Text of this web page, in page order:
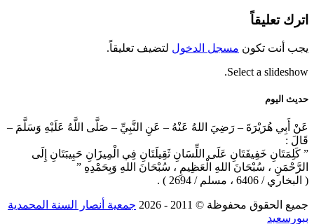
اترك تعليقاً
يجب أنت تكون مسجل الدخول لتضيف تعليقاً.
Select a slideshow.
حديث اليوم
عَنْ أَبِي هُرَيْرَةَ – رَضِيَ اللهُ عَنْهُ – عَنِ النَّبِيِّ – صَلَّى اللَّهُ عَلَيْهِ وَسَلَّمَ –
قَالَ :
” كَلِمَتَانِ خَفِيفَتَانِ عَلَى اللِّسَانِ ثَقِيلَتَانِ فِي الْمِيزَانِ حَبِيبَتَانِ إِلَى
الرَّحْمَنِ ، سُبْحَانَ اللهِ الْعَظِيمِ ، سُبْحَانَ اللهِ وَبِحَمْدِهِ ”
( البخاري / 6406 ، مسلم / 2694 ) .
جميع الحقوق محفوظة © 2011 ‐ 2026
جمعية أنصار السنة المحمدية
ببورسعيد